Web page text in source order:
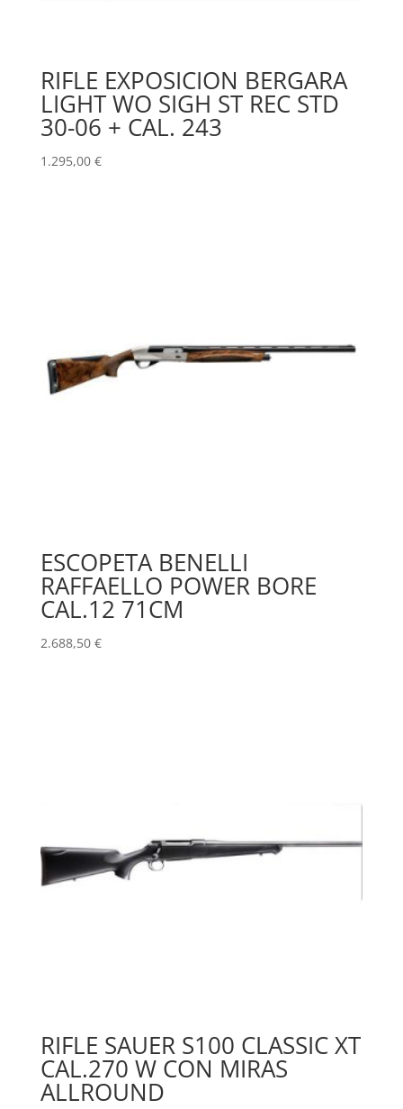
RIFLE EXPOSICION BERGARA
LIGHT WO SIGH ST REC STD
30-06 + CAL. 243
1.295,00 €
ESCOPETA BENELLI
RAFFAELLO POWER BORE
CAL.12 71CM
2.688,50 €
RIFLE SAUER S100 CLASSIC XT
CAL.270 W CON MIRAS
ALLROUND